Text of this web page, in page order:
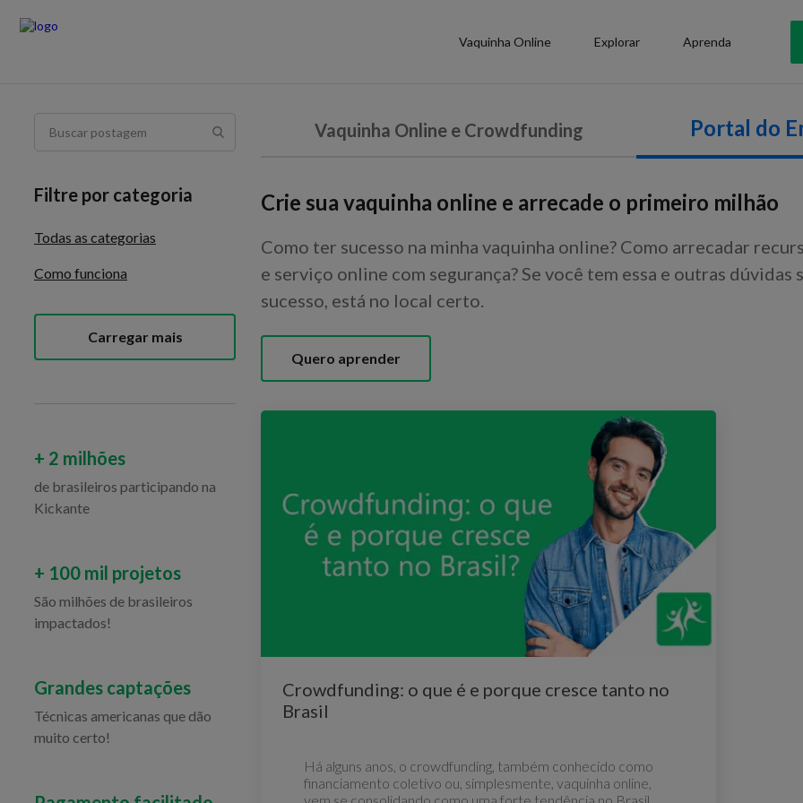
Vaquinha Online Explorar Aprenda
Vaquinha Online e Crowdfunding Portal do
Crie sua vaquinha online e arrecade o primeiro milhão
Como ter sucesso na minha vaquinha online? Como arrecadar
e serviço online com segurança? Se você tem essa e outras
sucesso, está no local certo.
Quero aprender
Crowdfunding: o que é e porque cresce tanto no
Brasil
Há alguns anos, o crowdfunding, também conhecido como
financiamento coletivo ou, simplesmente, vaquinha online,
Filtre por categoria
Todas as categorias
Como funciona
Carregar mais
+ 2 milhões
de brasileiros participando na
Kickante
+ 100 mil projetos
São milhões de brasileiros
impactados!
Grandes captações
Técnicas americanas que dão
muito certo!